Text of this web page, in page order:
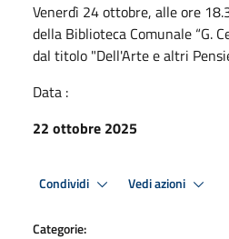
Venerdì 24 ottobre, alle ore
della Biblioteca Comunale “G.
dal titolo "Dell'Arte e altri
Data :
22 ottobre 2025
Condividi Vedi azioni
Categorie: